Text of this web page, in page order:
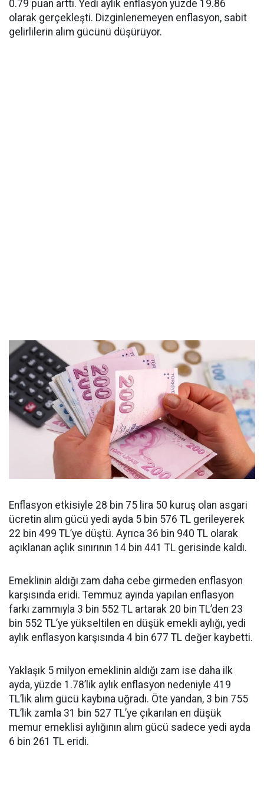
0.79 puan arttı. Yedi aylık enflasyon yüzde 19.86
olarak gerçekleşti. Dizginlenemeyen enflasyon, sabit
gelirlilerin alım gücünü düşürüyor.
Enflasyon etkisiyle 28 bin 75 lira 50 kuruş olan asgari
ücretin alım gücü yedi ayda 5 bin 576 TL gerileyerek
22 bin 499 TL’ye düştü. Ayrıca 36 bin 940 TL olarak
açıklanan açlık sınırının 14 bin 441 TL gerisinde kaldı.
Emeklinin aldığı zam daha cebe girmeden enflasyon
karşısında eridi. Temmuz ayında yapılan enflasyon
farkı zammıyla 3 bin 552 TL artarak 20 bin TL’den 23
bin 552 TL’ye yükseltilen en düşük emekli aylığı, yedi
aylık enflasyon karşısında 4 bin 677 TL değer kaybetti.
Yaklaşık 5 milyon emeklinin aldığı zam ise daha ilk
ayda, yüzde 1.78’lik aylık enflasyon nedeniyle 419
TL’lik alım gücü kaybına uğradı. Öte yandan, 3 bin 755
TL’lik zamla 31 bin 527 TL’ye çıkarılan en düşük
memur emeklisi aylığının alım gücü sadece yedi ayda
6 bin 261 TL eridi.